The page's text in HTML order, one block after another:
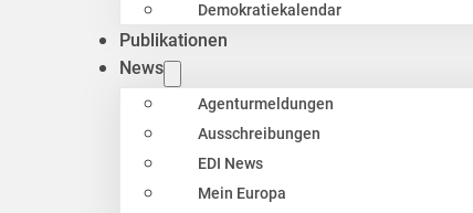
Demokratiekalendar
Publikationen
News
Agenturmeldungen
Ausschreibungen
EDI News
Mein Europa